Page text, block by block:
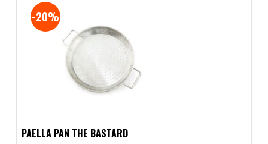
-20%
PAELLA PAN THE BASTARD